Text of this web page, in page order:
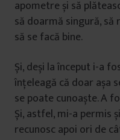
apometre și să
să doarmă singură,
să se facă bine.
Și, deși la început i-a
înțeleagă că doar așa
se poate cunoaște. A
Și, astfel, mi-a permis
recunosc apoi ori de